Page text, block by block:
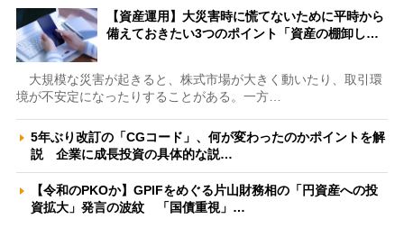
【資産運用】大災害時に慌てないために平時から
備えておきたい3つのポイント「資産の棚卸し…
大規模な災害が起きると、株式市場が大きく動いたり、取引環
境が不安定になったりすることがある。一方…
5年ぶり改訂の「CGコード」、何が変わったのかポイントを解
説 企業に成長投資の具体的な説…
【令和のPKOか】GPIFをめぐる片山財務相の「円資産への投
資拡大」発言の波紋 「国債重視」…